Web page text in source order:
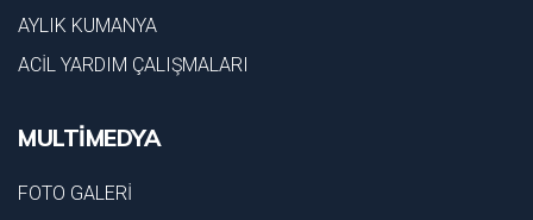
AYLIK KUMANYA
ACİL YARDIM ÇALIŞMALARI
MULTİMEDYA
FOTO GALERİ